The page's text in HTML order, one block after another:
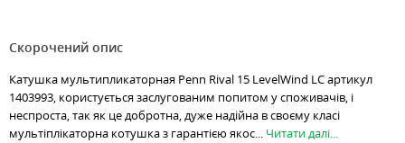
Скорочений опис
Катушка мультипликаторная Penn Rival 15 LevelWind LC артикул
1403993, користується заслугованим попитом у споживачів, і
неспроста, так як це добротна, дуже надійна в своєму класі
мультіплікаторна котушка з гарантією якос... Читати далі...